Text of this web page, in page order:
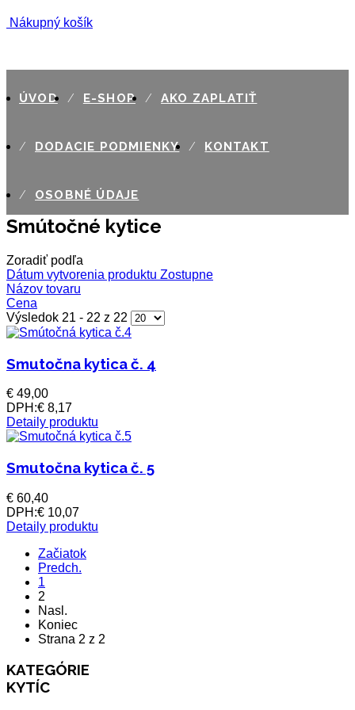
Nákupný košík
ÚVOD E-SHOP AKO ZAPLATIŤ
DODACIE PODMIENKY KONTAKT
OSOBNÉ ÚDAJE
Smútočné kytice
Zoradiť podľa
Dátum vytvorenia produktu Zostupne
Názov tovaru
Cena
Výsledok 21 - 22 z 22
Smutočna kytica č. 4
€ 49,00
DPH:€ 8,17
Detaily produktu
Smutočna kytica č. 5
€ 60,40
DPH:€ 10,07
Detaily produktu
Začiatok
Predch.
1
2
Nasl.
Koniec
Strana 2 z 2
KATEGÓRIE
KYTÍC